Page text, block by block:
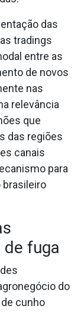
das
tradings
entre as
de novos
nas
relevância
que
das regiões
canais
para
brasileiro
fuga
do
cunho